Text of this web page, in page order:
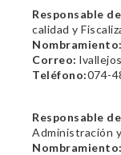
Responsable
calidad y
Nombramiento:
Correo:
Teléfono:074-
Responsable
Administración
Nombramiento: